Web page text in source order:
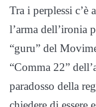
Tra i perplessi c’è
l’arma dell’ironia
“guru” del
“Comma 22”
paradosso della